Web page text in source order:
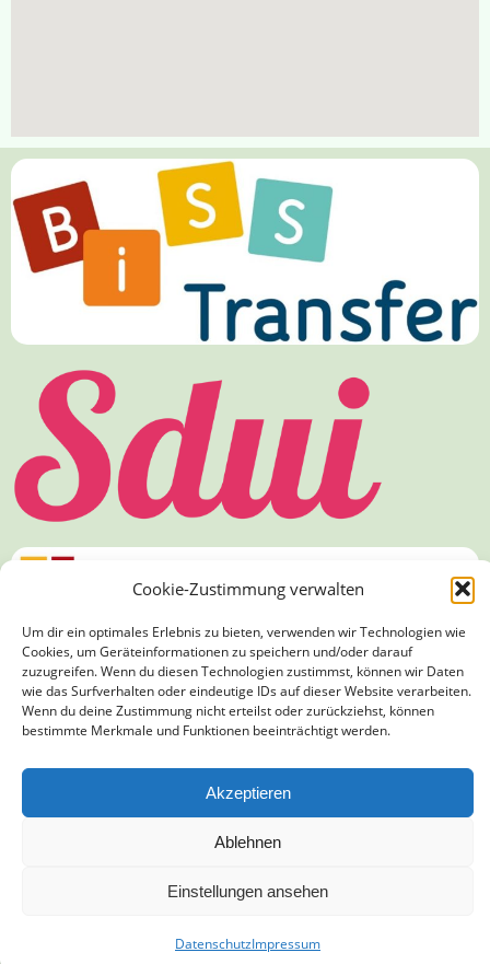
Cookie-Zustimmung verwalten
Um dir ein optimales Erlebnis zu bieten, verwenden wir Technologien wie
Cookies, um Geräteinformationen zu speichern und/oder darauf
zuzugreifen. Wenn du diesen Technologien zustimmst, können wir Daten
wie das Surfverhalten oder eindeutige IDs auf dieser Website verarbeiten.
Wenn du deine Zustimmung nicht erteilst oder zurückziehst, können
bestimmte Merkmale und Funktionen beeinträchtigt werden.
Akzeptieren
Ablehnen
Einstellungen ansehen
DatenschutzImpressum